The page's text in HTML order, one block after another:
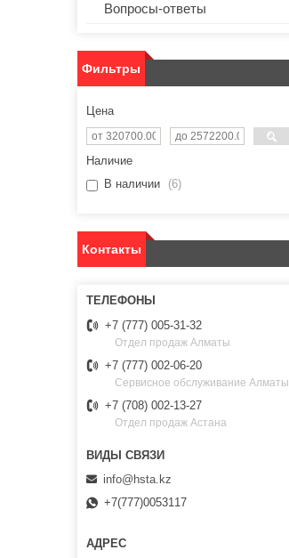
Вопросы-ответы
Фильтры
Цена
Наличие
В наличии
6
Контакты
+7 (777) 005-31-32
Отдел продаж Алматы
+7 (777) 002-06-20
Сервисное обслуживание Алматы
+7 (708) 002-13-27
Отдел продаж Астана
info@hsta.kz
+7(777)0053117